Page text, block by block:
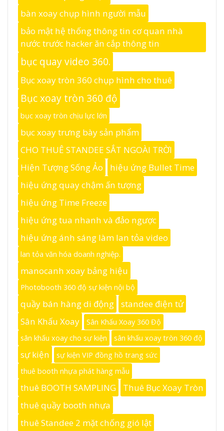
bàn xoay chụp hình người mẫu
bảo mật hệ thống thông tin cơ quan nhà
nước trước hacker ăn cắp thông tin
bục quay video 360.
Bục xoay tròn 360 chụp hình cho thuê
Bục xoay tròn 360 độ
bục xoay tròn chịu lực lớn
bục xoay trưng bày sản phẩm
CHO THUÊ STANDEE SẮT NGOÀI TRỜI
Hiện Tượng Sống Ảo
hiệu ứng Bullet Time
hiệu ứng quay chậm ấn tượng
hiệu ứng Time Freeze
hiệu ứng tua nhanh và đảo ngược
hiệu ứng ánh sáng làm lan tỏa video
lan tỏa văn hóa doanh nghiệp.
manocanh xoay bảng hiệu
Photobooth 360 độ sự kiện nội bộ
quầy bán hàng di động
standee điện tử
Sân Khấu Xoay
Sân Khấu Xoay 360 Độ
sân khấu xoay cho sự kiện
sân khấu xoay tròn 360 độ
sự kiện
sự kiện VIP đồng hồ trang sức
thuê booth nhựa phát hàng mẫu
thuê BOOTH SAMPLING
Thuê Bục Xoay Tròn
thuê quầy booth nhựa
thuê Standee 2 mặt chống gió lật